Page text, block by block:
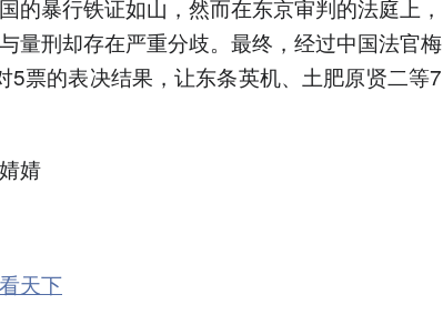
的暴行铁证如山，然而在东京审判的法庭上，
量刑却存在严重分歧。最终，经过中国法官梅
5票的表决结果，让东条英机、土肥原贤二等7
婧
天下